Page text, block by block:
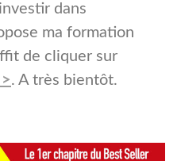
dans
ma formation
de cliquer sur
. A très bientôt.